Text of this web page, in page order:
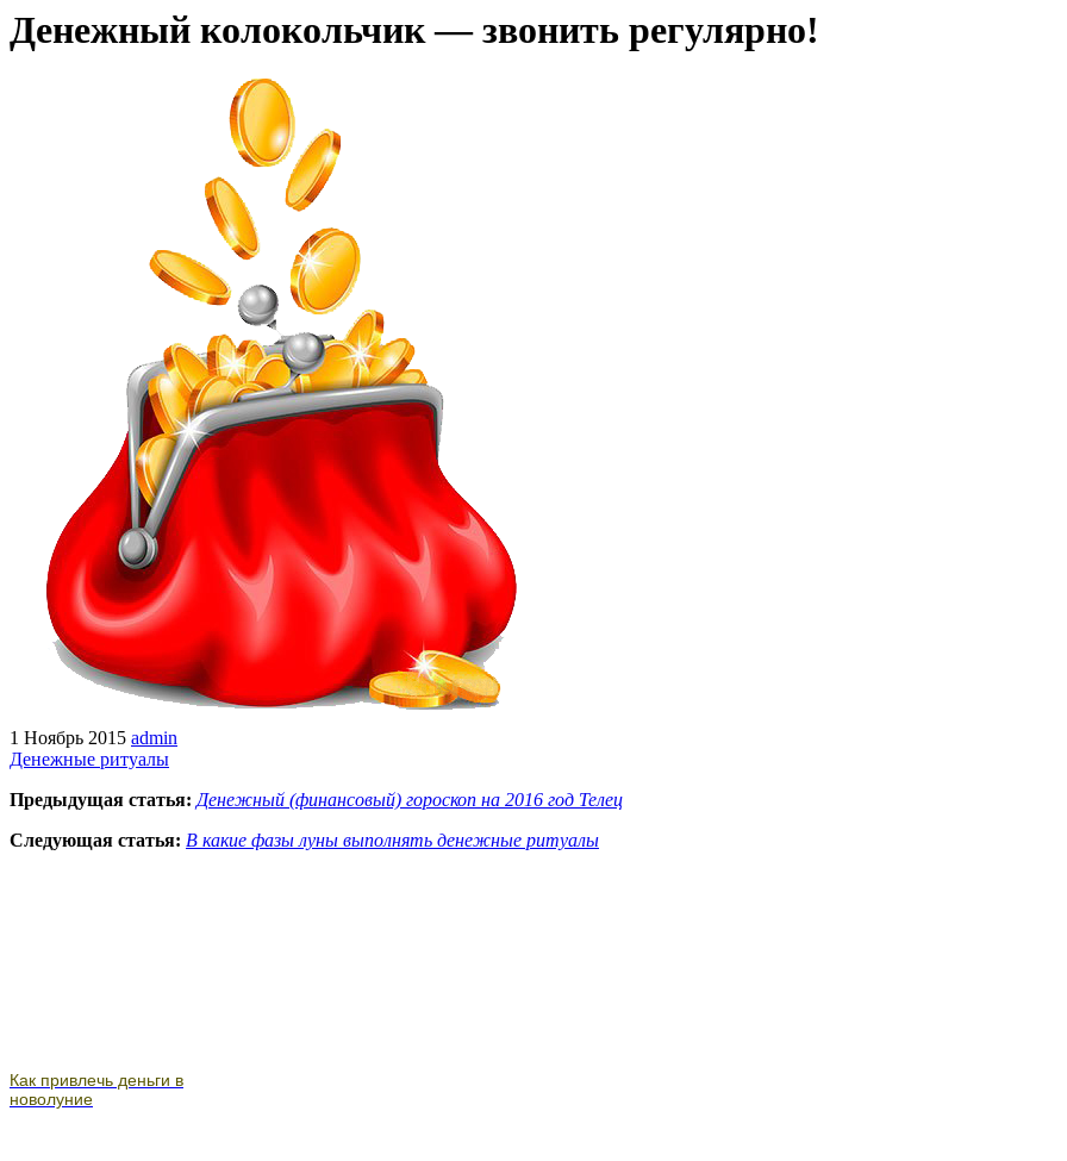
Денежный колокольчик — звонить регулярно!
1 Ноябрь 2015 admin
Денежные ритуалы
Предыдущая статья: Денежный (финансовый) гороскоп на 2016 год Телец
Следующая статья: В какие фазы луны выполнять денежные ритуалы
Как привлечь деньги в
новолуние